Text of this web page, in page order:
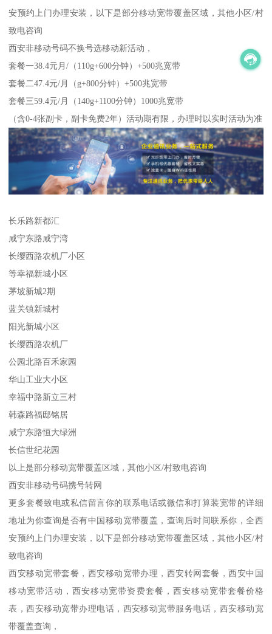
安预约上门办理安装，以下是部分移动宽带覆盖区域，其他小区/村
致电咨询
西安非移动号码不换号选移动新活动，
套餐一38.4元月/（110g+600分钟）+500兆宽带
套餐二47.4元/月（g+800分钟）+500兆宽带
套餐三59.4元/月（140g+1100分钟）1000兆宽带
（含0-4张副卡，副卡免费2年）活动期有限，办理时以实时活动为准
长乐路新都汇
咸宁东路咸宁湾
长缨西路农机厂小区
等幸福新城小区
茅坡新城2期
蓝关镇新城村
阳光新城小区
长缨西路农机厂
公园北路百禾家园
华山工业大小区
幸福中路新立三村
韩森路福邸铭居
咸宁东路恒大绿洲
长信世纪花园
以上是部分移动宽带覆盖区域，其他小区/村致电咨询
西安非移动号码携号转网
更多套餐致电或私信留言你的联系电话或微信和打算装宽带的详细
地址为你查询是否有中国移动宽带覆盖，查询后时间联系你，全西
安预约上门办理安装，以下是部分移动宽带覆盖区域，其他小区/村
致电咨询
西安移动宽带套餐，西安移动宽带办理，西安转网套餐，西安中国
移动宽带活动，西安移动宽带资费套餐，西安移动宽带套餐价格
表，西安移动宽带办理电话，西安移动宽带服务电话，西安移动宽
带覆盖查询，